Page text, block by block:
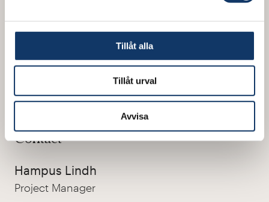
Tillåt alla
Tillåt urval
Avvisa
Contact
Hampus Lindh
Project Manager